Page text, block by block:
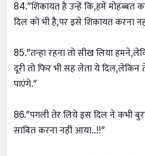
84.”शिकायत है उन्हें कि,हमें मोहब्बत
दिल को भी है,पर इसे शिकायत करना
85.”तन्हा रहना तो सीख लिया
दूरी तो फिर भी सह लेता ये दिल,लेकिन
पाएंगे.”
86.”पगली तेर लिये इस दिल ने कभी
साबित करना नहीं आया..!!”